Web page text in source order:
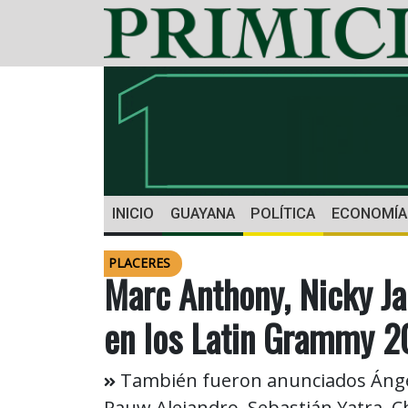
INICIO GUAYANA POLÍTICA ECONOMÍA
PLACERES
Marc Anthony, Nicky
en los Latin Grammy
También fueron anunciados